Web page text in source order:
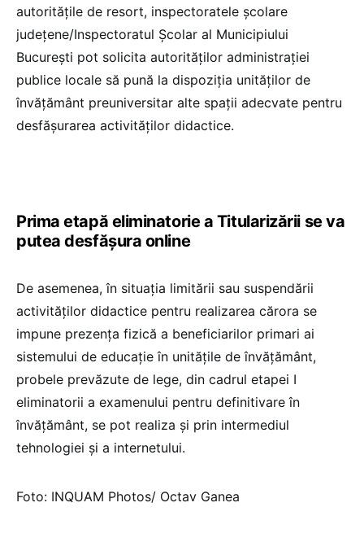
autoritățile de resort, inspectoratele școlare
județene/Inspectoratul Școlar al Municipiului
București pot solicita autorităților administrației
publice locale să pună la dispoziția unităților de
învățământ preuniversitar alte spații adecvate pentru
desfășurarea activităților didactice.
Prima etapă eliminatorie a Titularizării se va
putea desfășura online
De asemenea, în situația limitării sau suspendării
activităților didactice pentru realizarea cărora se
impune prezenţa fizică a beneficiarilor primari ai
sistemului de educație în unitățile de învățământ,
probele prevăzute de lege, din cadrul etapei I
eliminatorii a examenului pentru definitivare în
învățământ, se pot realiza și prin intermediul
tehnologiei și a internetului.
Foto: INQUAM Photos/ Octav Ganea